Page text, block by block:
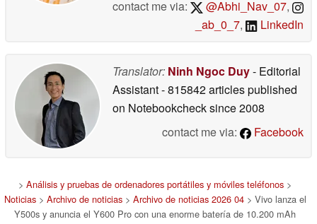
contact me via:
@Abhi_Nav_07,
_ab_0_7, LinkedIn
Translator: Ninh Ngoc Duy- Editorial
Assistant- 815842 articles published
on Notebookchecksince 2008
contact me via:
Facebook
> Análisis y pruebas de ordenadores portátiles y móviles teléfonos >
Noticias> Archivo de noticias> Archivo de noticias 2026 04> Vivo lanza el
Y500s y anuncia el Y600 Pro con una enorme batería de 10.200 mAh